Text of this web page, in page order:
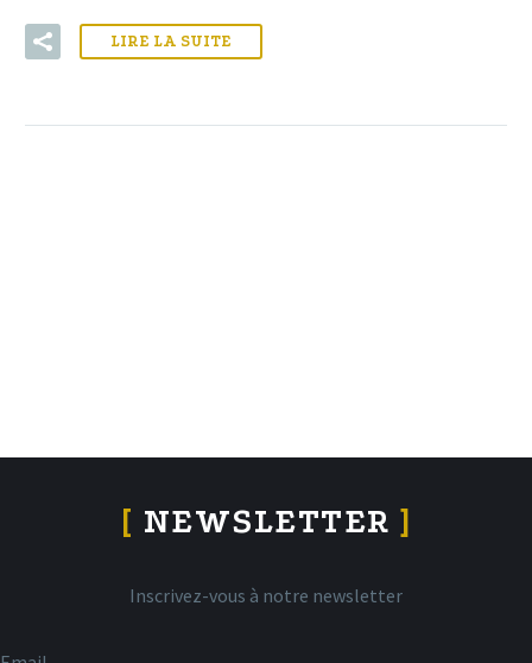
LIRE LA SUITE
[ NEWSLETTER ]
Inscrivez-vous à notre newsletter